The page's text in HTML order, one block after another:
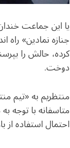
یا این جماعت
جنازه نمادین» راه
کرده، حالش را
دوخت.
منتظریم به «تیم
متاسفانه با توجه
احتمال استفاده از